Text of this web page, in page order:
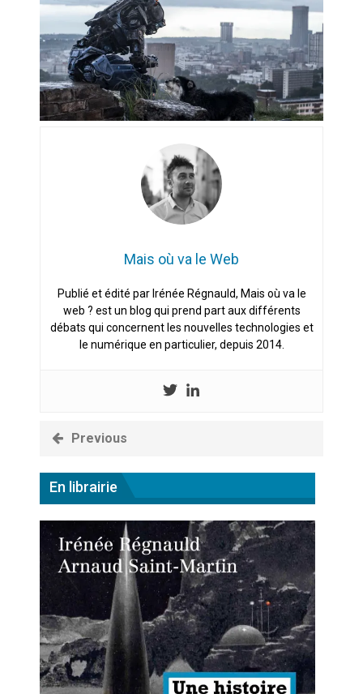
Artemis II : objectif nul
Quand Mistral veut moraliser le
pillage
Commentaire sur la polémique
Les syndicats, (tout) contre l’IA
En Seine-et-Marne, le projet de
champs : « On impose et copie
laver, et l’intelligence artificielle
La vaste blague du macronisme
crypto-spatial
Mais où va le Web
Publié et édité par Irénée Régnauld, Mais où va le
web ? est un blog qui prend part aux différents
débats qui concernent les nouvelles technologies et
le numérique en particulier, depuis 2014.
Previous
En librairie